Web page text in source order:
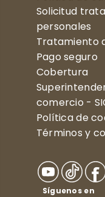
Solicitud
personales
Tratamiento
Pago seguro
Cobertura
comercio -
Política de
Términos y
Síguenos en